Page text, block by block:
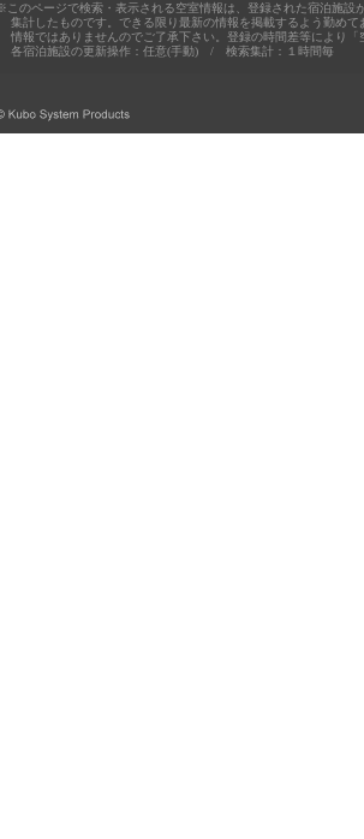
のページで検索・表示される空室情報は、登録された宿泊施設
計したものです。できる限り最新の情報を掲載するよう勤めて
報ではありませんのでご了承下さい。登録の時間差等により「
宿泊施設の更新操作：任意(手動) / 検索集計：１時間毎